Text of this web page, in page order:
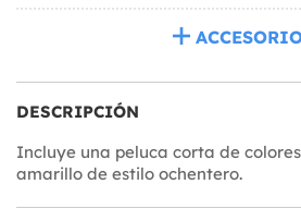
DESCRIPCIÓN
Incluye una peluca corta de
amarillo de estilo ochentero.